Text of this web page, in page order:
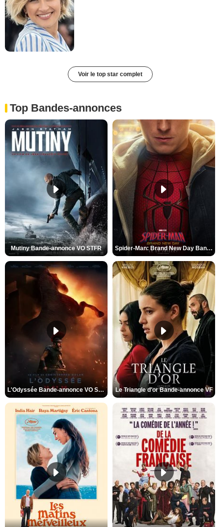
Voir le top star complet
Top Bandes-annonces
Mutiny Bande-annonce VO STFR Spider-Man: Brand New Day Bande-annonce VO STFR
L'Odyssée Bande-annonce VO STFR Le Triangle d'or Bande-annonce VF